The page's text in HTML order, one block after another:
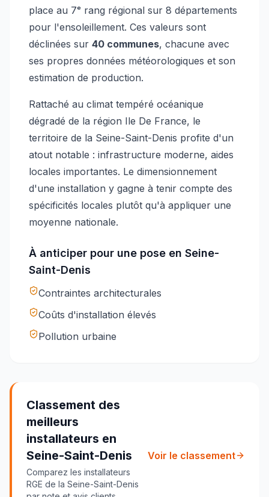
place au 7ᵉ rang régional sur 8 départements
pour l'ensoleillement. Ces valeurs sont
déclinées sur 40 communes, chacune avec
ses propres données météorologiques et son
estimation de production.
Rattaché au climat tempéré océanique
dégradé de la région Ile De France, le
territoire de la Seine-Saint-Denis profite d'un
atout notable : infrastructure moderne, aides
locales importantes. Le dimensionnement
d'une installation y gagne à tenir compte des
spécificités locales plutôt qu'à appliquer une
moyenne nationale.
À anticiper pour une pose en Seine-
Saint-Denis
Contraintes architecturales
Coûts d'installation élevés
Pollution urbaine
Classement des
meilleurs
installateurs en
Seine-Saint-Denis
Comparez les installateurs
RGE de la Seine-Saint-Denis
Voir le classement